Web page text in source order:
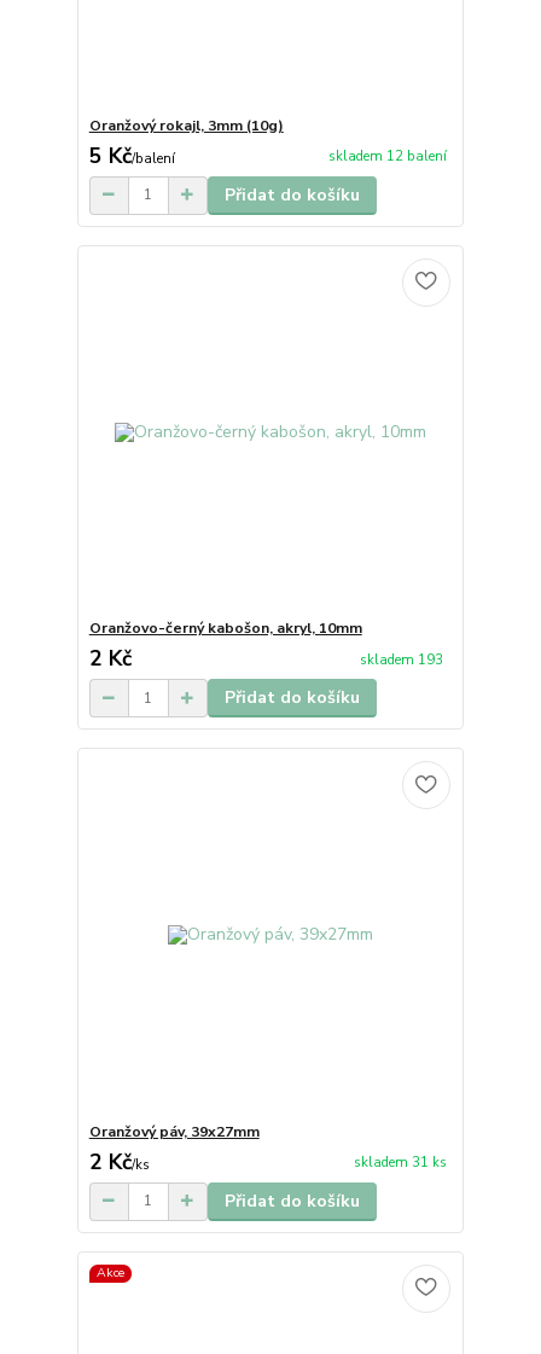
Oranžový rokajl, 3mm (10g)
5 Kč/balení skladem 12 balení
Přidat do košíku
Oranžovo-černý kabošon, akryl, 10mm
2 Kč skladem 193
Přidat do košíku
Oranžový páv, 39x27mm
2 Kč/ks skladem 31 ks
Přidat do košíku
Akce